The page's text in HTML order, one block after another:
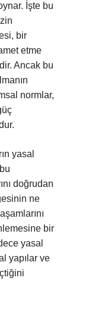
İşte bu
bir
etme
Ancak bu
normlar,
yasal
doğrudan
ne
bir
yasal
yapılar ve